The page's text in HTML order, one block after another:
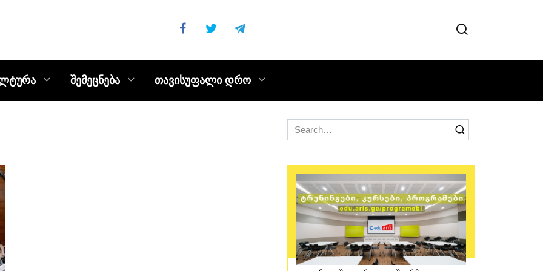
შემეცნება თავისუფალი დრო
Search
for: